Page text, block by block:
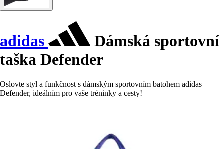
adidas
Dámská sportovní
taška Defender
Oslovte styl a funkčnost s dámským sportovním batohem adidas
Defender, ideálním pro vaše tréninky a cesty!